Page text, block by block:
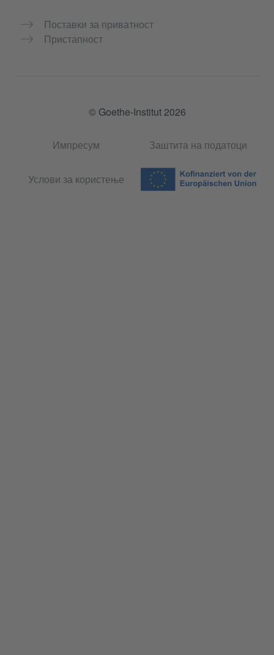
Поставки за приватност
Пристапност
© Goethe-Institut 2026
Импресум Заштита на податоци
Услови за користење